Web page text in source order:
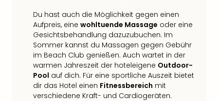
Du hast auch die Möglichkeit gegen einen
Aufpreis, eine wohltuende Massage oder eine
Gesichtsbehandlung dazuzubuchen. Im
Sommer kannst du Massagen gegen Gebühr
im Beach Club genießen. Auch wartet in der
warmen Jahreszeit der hoteleigene Outdoor-
Pool auf dich. Für eine sportliche Auszeit bietet
dir das Hotel einen Fitnessbereich mit
verschiedene Kraft- und Cardiogeräten.